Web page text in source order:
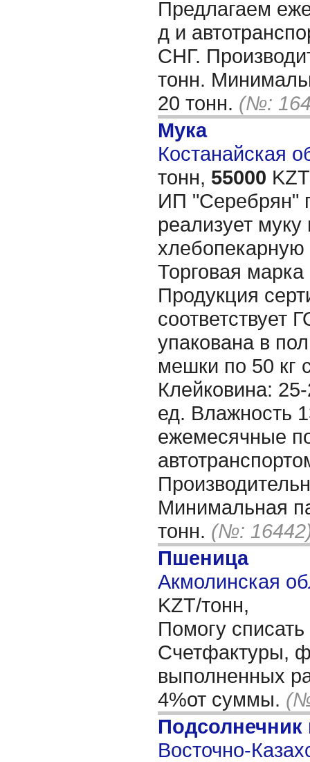
Предлагаем
д и
СНГ.
тонн.
20 тонн. (№:
Мука
Костанайская
тонн, 55000
ИП "Серебрян"
реализует
хлебопекарную
Торговая
Продукция
соответствует
упакована в
мешки по 50 кг
Клейковина:
ед. Влажность
ежемесячные
Минимальная
тонн. (№:
Пшеница
Акмолинская
KZT/тонн,
Помогу
Счетфактуры,
выполненных
4%от суммы.
Восточно-